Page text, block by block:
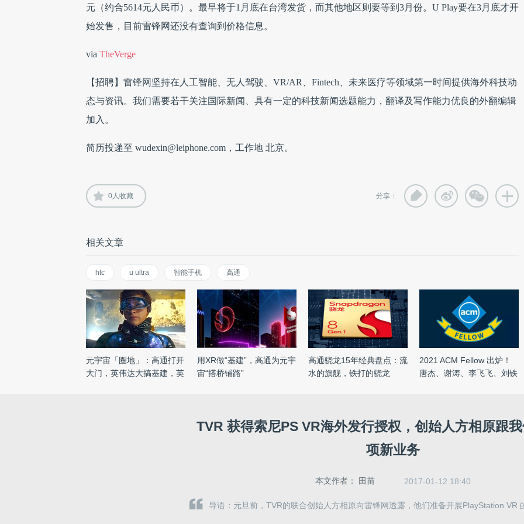
元（约合5614元人民币）。最早将于1月底在台湾发货，而其他地区则要等到3月份。U Play要在3月底才开
始发售，目前雷锋网还没有查询到价格信息。
via TheVerge
【招聘】雷锋网坚持在人工智能、无人驾驶、VR/AR、Fintech、未来医疗等领域第一时间提供海外科技动
态与资讯。我们需要若干关注国际新闻、具有一定的科技新闻选题能力，翻译及写作能力优良的外翻编辑
加入。
简历投递至 wudexin@leiphone.com，工作地 北京。
0人收藏 分享：
相关文章
htc u ultra 智能手机 高通
元宇宙「圈地」：高通打开
大门，英伟达大搞基建，英
用XR做“基建”，高通为元宇
宙“搭桥铺路”
高通骁龙15年经典盘点：流
水的旗舰，铁打的骁龙
2021 ACM Fellow 出炉！
唐杰、谢涛、李飞飞、刘铁
TVR 获得索尼PS VR海外发行授权，创始人方相原跟
项新业务
本文作者： 田苗 2017-01-12 18:40
导语：元旦前，TVR的联合创始人方相原向雷锋网透露，他们准备开展PlayStation VR